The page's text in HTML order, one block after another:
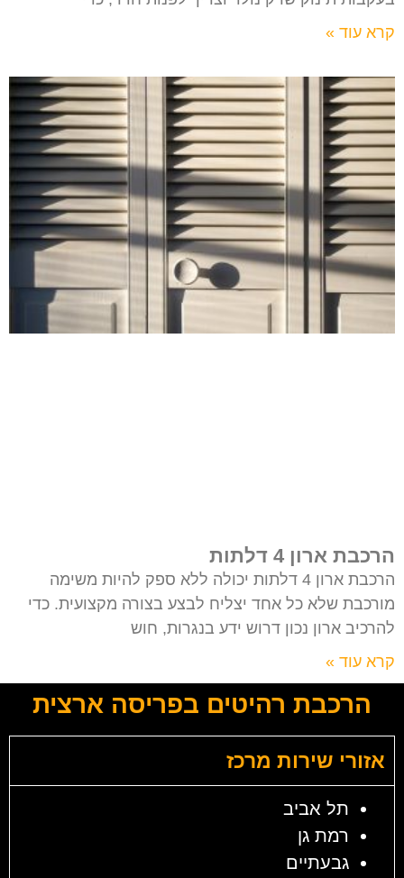
קרא עוד »
הרכבת ארון 4 דלתות
הרכבת ארון 4 דלתות יכולה ללא ספק להיות משימה
מורכבת שלא כל אחד יצליח לבצע בצורה מקצועית. כדי
להרכיב ארון נכון דרוש ידע בנגרות, חוש
קרא עוד »
הרכבת רהיטים בפריסה ארצית
אזורי שירות מרכז
תל אביב
רמת גן
גבעתיים